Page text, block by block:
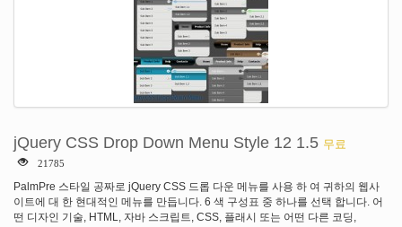
jQuery CSS Drop Down Menu Style 12 1.5 무료
21785
PalmPre 스타일 공짜로 jQuery CSS 드롭 다운 메뉴를 사용 하 여 귀하의 웹사
이트에 대 한 현대적인 메뉴를 만듭니다. 6 색 구성표 중 하나를 선택 합니다. 어
떤 디자인 기술, HTML, 자바 스크립트, CSS, 플래시 또는 어떤 다른 코딩,